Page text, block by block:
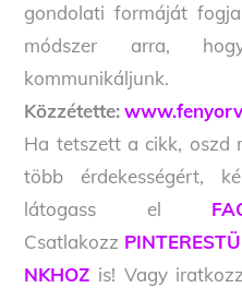
gondolati formáját
módszer arra,
kommunikáljunk.
Közzétette:
Ha tetszett a cikk, oszd
több érdekességért,
látogass el
Csatlakozz
NKHOZ is! Vagy